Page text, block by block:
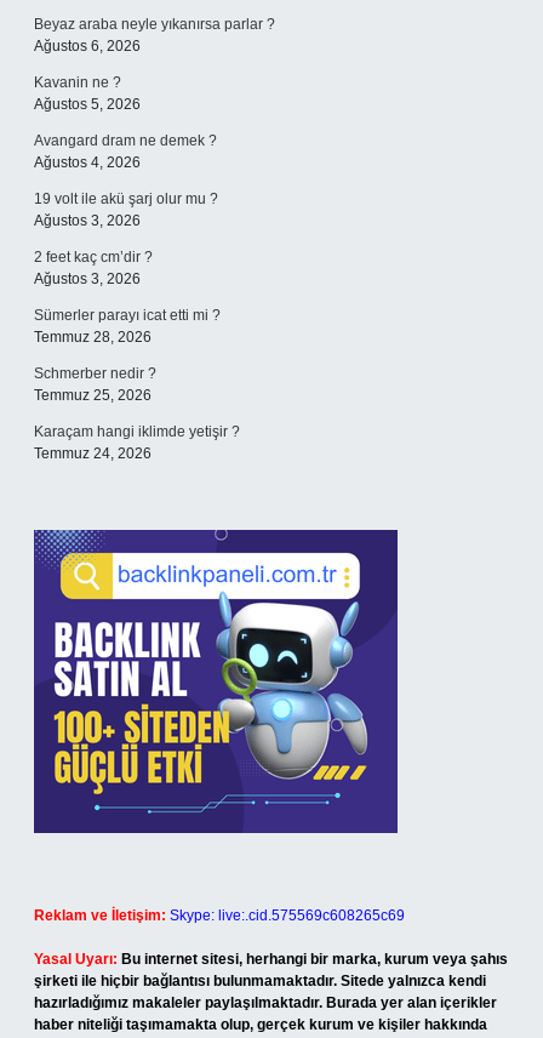
Beyaz araba neyle yıkanırsa parlar ?
Ağustos 6, 2026
Kavanin ne ?
Ağustos 5, 2026
Avangard dram ne demek ?
Ağustos 4, 2026
19 volt ile akü şarj olur mu ?
Ağustos 3, 2026
2 feet kaç cm’dir ?
Ağustos 3, 2026
Sümerler parayı icat etti mi ?
Temmuz 28, 2026
Schmerber nedir ?
Temmuz 25, 2026
Karaçam hangi iklimde yetişir ?
Temmuz 24, 2026
Reklam ve İletişim: Skype: live:.cid.575569c608265c69
Yasal Uyarı: Bu internet sitesi, herhangi bir marka, kurum veya şahıs
şirketi ile hiçbir bağlantısı bulunmamaktadır. Sitede yalnızca kendi
hazırladığımız makaleler paylaşılmaktadır. Burada yer alan içerikler
haber niteliği taşımamakta olup, gerçek kurum ve kişiler hakkında